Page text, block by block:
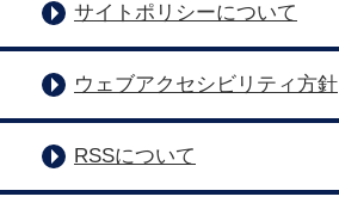
サイトポリシーについて
ウェブアクセシビリティ方針
RSSについて